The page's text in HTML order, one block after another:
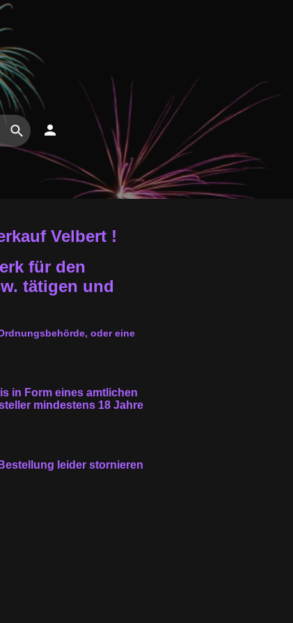
Velbert !
für den
tätigen und
oder eine
in Form eines amtlichen
mindestens 18 Jahre
leider stornieren